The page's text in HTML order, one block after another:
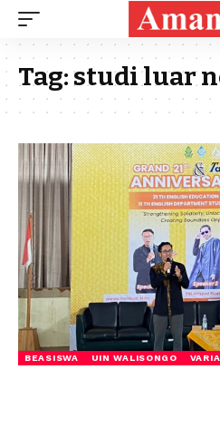
Tag:studi luar
BEASISWA UIN WALISONGO